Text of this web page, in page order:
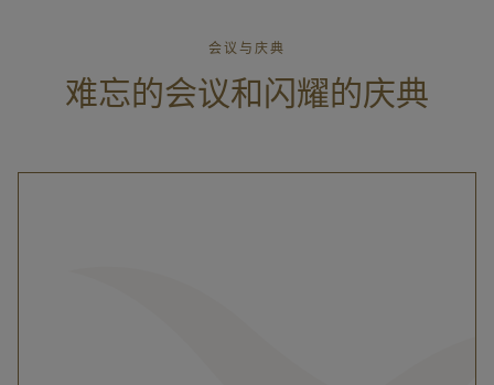
会议与庆典
难忘的会议和闪耀的庆典